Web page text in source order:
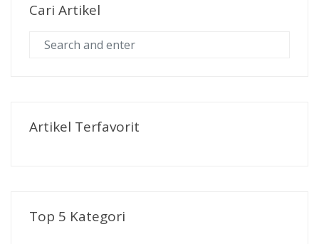
Cari Artikel
Artikel Terfavorit
Top 5 Kategori